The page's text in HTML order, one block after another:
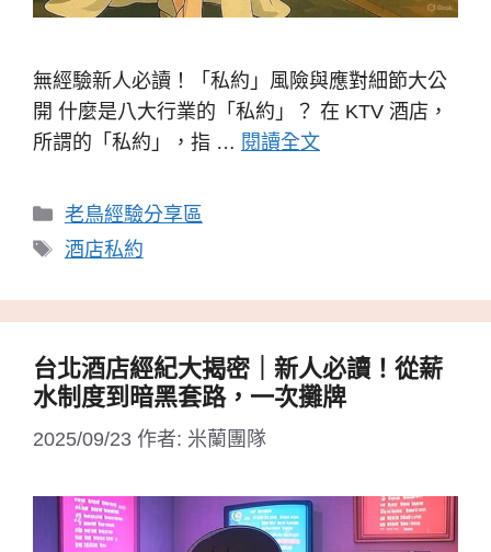
無經驗新人必讀！「私約」風險與應對細節大公
開 什麼是八大行業的「私約」？ 在 KTV 酒店，
所謂的「私約」，指 … 閱讀全文
分
類
老鳥經驗分享區
標
酒店私約
台北酒店經紀大揭密｜新人必讀！從薪
水制度到暗黑套路，一次攤牌
2025/09/23 作者: 米蘭團隊